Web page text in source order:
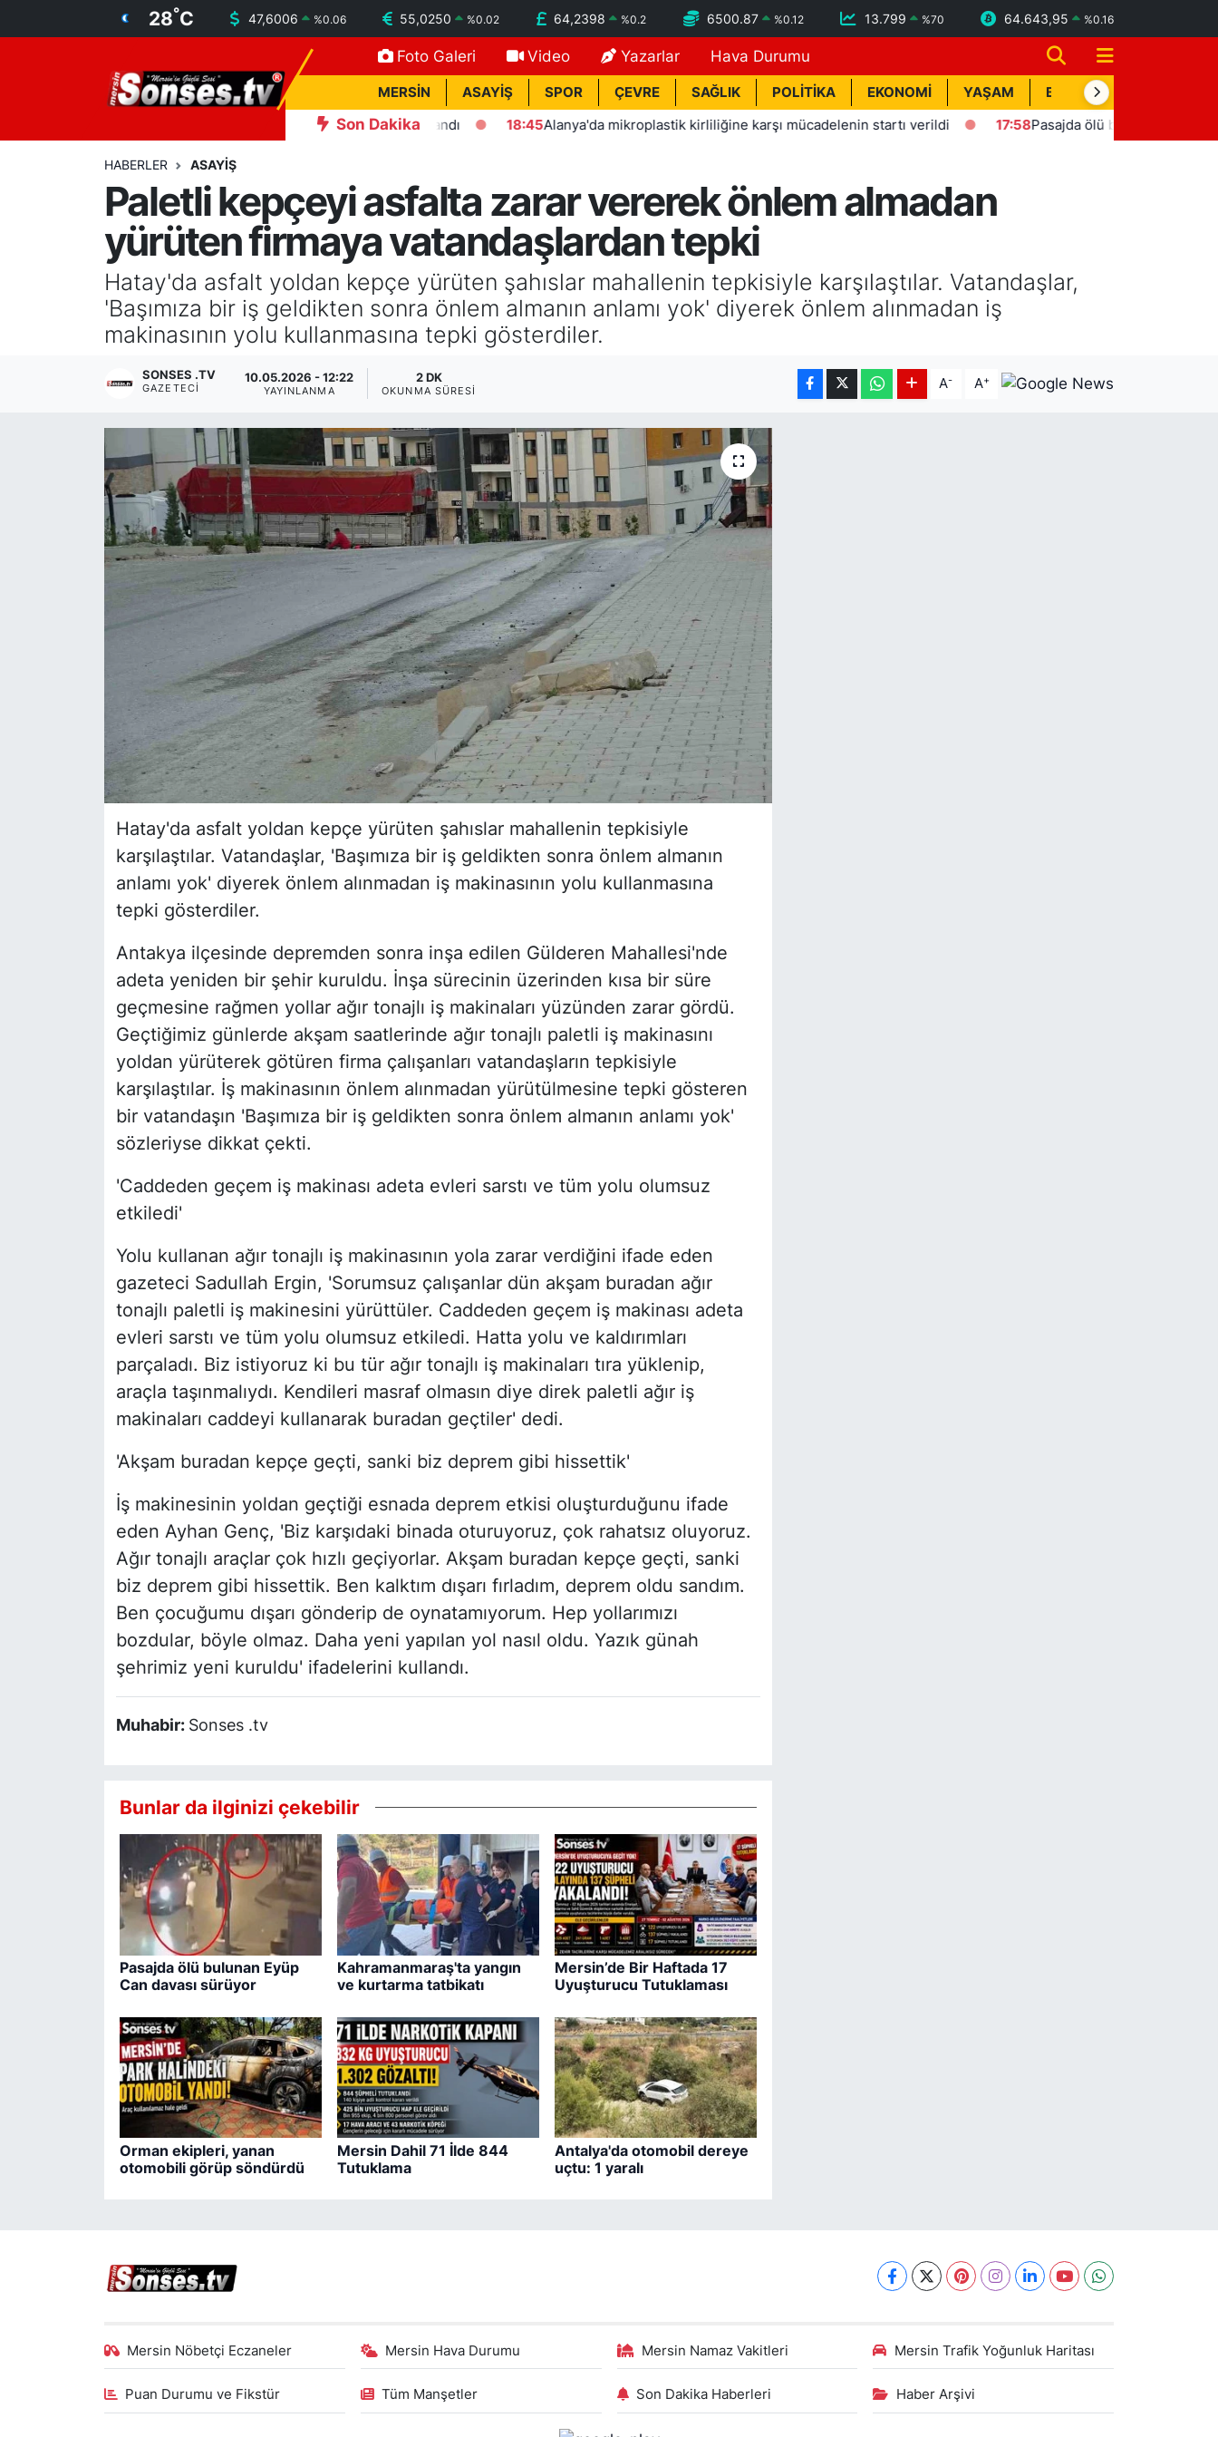
28°C 47,6006 %0.06 55,0250 %0.02 64,2398 %0.2 6500.87 %0.12 13.799 %70 64.643,95 %0.16
Foto Galeri Video Yazarlar Hava Durumu
MERSİN ASAYİŞ SPOR ÇEVRE SAĞLIK POLİTİKA EKONOMİ YAŞAM BİK İLAN
Son Dakika
Erdemli'de Deprem! Kısa Süreli Panik Yaşandı 18:45Alanya'da mikroplastik kirliliğine karşı mücadelenin startı verildi 17:58Pasajda ölü bulunan Eyüp Can davası
HABERLER ASAYİŞ
Paletli kepçeyi asfalta zarar vererek önlem almadan
yürüten firmaya vatandaşlardan tepki
Hatay'da asfalt yoldan kepçe yürüten şahıslar mahallenin tepkisiyle karşılaştılar. Vatandaşlar,
'Başımıza bir iş geldikten sonra önlem almanın anlamı yok' diyerek önlem alınmadan iş
makinasının yolu kullanmasına tepki gösterdiler.
SONSES .TV
GAZETECI
10.05.2026 - 12:22
YAYINLANMA
2 DK
OKUNMA SÜRESI A- A+
Hatay'da asfalt yoldan kepçe yürüten şahıslar mahallenin tepkisiyle
karşılaştılar. Vatandaşlar, 'Başımıza bir iş geldikten sonra önlem almanın
anlamı yok' diyerek önlem alınmadan iş makinasının yolu kullanmasına
tepki gösterdiler.
Antakya ilçesinde depremden sonra inşa edilen Gülderen Mahallesi'nde
adeta yeniden bir şehir kuruldu. İnşa sürecinin üzerinden kısa bir süre
geçmesine rağmen yollar ağır tonajlı iş makinaları yüzünden zarar gördü.
Geçtiğimiz günlerde akşam saatlerinde ağır tonajlı paletli iş makinasını
yoldan yürüterek götüren firma çalışanları vatandaşların tepkisiyle
karşılaştılar. İş makinasının önlem alınmadan yürütülmesine tepki gösteren
bir vatandaşın 'Başımıza bir iş geldikten sonra önlem almanın anlamı yok'
sözleriyse dikkat çekti.
'Caddeden geçem iş makinası adeta evleri sarstı ve tüm yolu olumsuz
etkiledi'
Yolu kullanan ağır tonajlı iş makinasının yola zarar verdiğini ifade eden
gazeteci Sadullah Ergin, 'Sorumsuz çalışanlar dün akşam buradan ağır
tonajlı paletli iş makinesini yürüttüler. Caddeden geçem iş makinası adeta
evleri sarstı ve tüm yolu olumsuz etkiledi. Hatta yolu ve kaldırımları
parçaladı. Biz istiyoruz ki bu tür ağır tonajlı iş makinaları tıra yüklenip,
araçla taşınmalıydı. Kendileri masraf olmasın diye direk paletli ağır iş
makinaları caddeyi kullanarak buradan geçtiler' dedi.
'Akşam buradan kepçe geçti, sanki biz deprem gibi hissettik'
İş makinesinin yoldan geçtiği esnada deprem etkisi oluşturduğunu ifade
eden Ayhan Genç, 'Biz karşıdaki binada oturuyoruz, çok rahatsız oluyoruz.
Ağır tonajlı araçlar çok hızlı geçiyorlar. Akşam buradan kepçe geçti, sanki
biz deprem gibi hissettik. Ben kalktım dışarı fırladım, deprem oldu sandım.
Ben çocuğumu dışarı gönderip de oynatamıyorum. Hep yollarımızı
bozdular, böyle olmaz. Daha yeni yapılan yol nasıl oldu. Yazık günah
şehrimiz yeni kuruldu' ifadelerini kullandı.
Muhabir: Sonses .tv
Bunlar da ilginizi çekebilir
Pasajda ölü bulunan Eyüp
Can davası sürüyor
Kahramanmaraş'ta yangın
ve kurtarma tatbikatı
Mersin’de Bir Haftada 17
Uyuşturucu Tutuklaması
Orman ekipleri, yanan
otomobili görüp söndürdü
Mersin Dahil 71 İlde 844
Tutuklama
Antalya'da otomobil dereye
uçtu: 1 yaralı
Mersin Nöbetçi Eczaneler Mersin Hava Durumu Mersin Namaz Vakitleri Mersin Trafik Yoğunluk Haritası
Puan Durumu ve Fikstür Tüm Manşetler Son Dakika Haberleri Haber Arşivi
MERSİN
GÜNÜN MANŞETİ
KÜLTÜR - SANAT
MAGAZİN
Siyaset
YEREL HABER
Haberde insan
Mersin Nöbetçi Eczaneler
Mersin Namaz Vakitleri
Mersin Trafik Yoğunluk Haritası
Süper Lig Puan Durumu ve Fikstür
Tüm Manşetler
Son Dakika Haberleri
Haber Arşivi